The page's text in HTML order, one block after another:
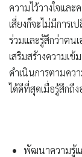
ความไว้วางใจแล
เสี่ยงก็จะไม่มีการ
ร่วมและรู้สึกว่าตน
เสริมสร้างความเ
ดำเนินการตามคว
ได้ดีที่สุดเมื่อรู้สึกถึ
พัฒนาความรู้แ